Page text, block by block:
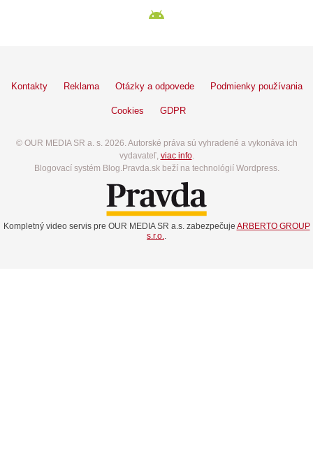
Kontakty Reklama Otázky a odpovede Podmienky používania
Cookies GDPR
© OUR MEDIA SR a. s. 2026. Autorské práva sú vyhradené a vykonáva ich
vydavateľ, viac info.
Blogovací systém Blog.Pravda.sk beží na technológií Wordpress.
Kompletný video servis pre OUR MEDIA SR a.s. zabezpečuje ARBERTO GROUP
s.r.o.